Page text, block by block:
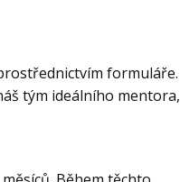
formuláře.
tým ideálního mentora,